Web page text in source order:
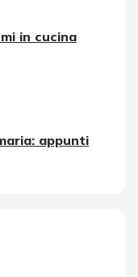
in cucina
appunti